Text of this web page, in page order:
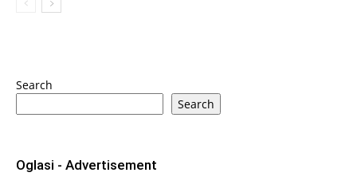
Search
Search
Oglasi - Advertisement